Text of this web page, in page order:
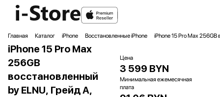
Главная Каталог iPhone Восстановленные iPhone iPhone 15 Pro Max
iPhone 15 Pro Max
256GB
восстановленный
by ELNU, Грейд A,
Цена
3 599 BYN
Минимальная ежемесячная
плата